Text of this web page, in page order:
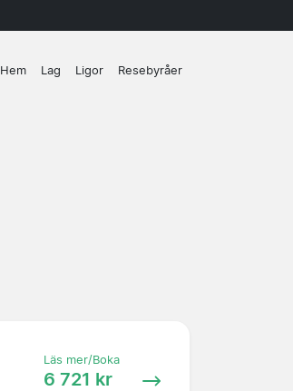
Hem Lag Ligor Resebyråer
Läs mer/Boka
6 721 kr